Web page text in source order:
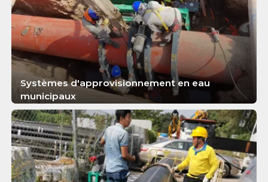
Systèmes d'approvisionnement en eau
municipaux
APPRENDRE ENCORE PLUS